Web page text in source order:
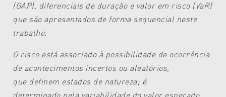
(GAP), diferenciais de duração e valor em risco (VaR)
que são apresentados de forma sequencial neste
trabalho.
O risco está associado à possibilidade de ocorrência
de acontecimentos incertos ou aleatórios,
que definem estados de natureza; é
determinado pela variabilidade do valor esperado,